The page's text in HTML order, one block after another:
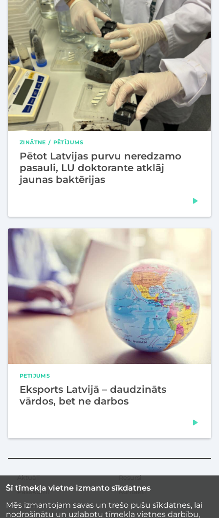
ZINĀTNE PĒTĪJUMS
Pētot Latvijas purvu neredzamo
pasauli, LU doktorante atklāj
jaunas baktērijas
PĒTĪJUMS
Eksports Latvijā – daudzināts
vārdos, bet ne darbos
Šī tīmekļa vietne izmanto sīkdatnes
Mēs izmantojam savas un trešo pušu sīkdatnes, lai
nodrošinātu un uzlabotu tīmekļa vietnes darbību,
Sekundārā
izvēlne
Aktuāli
Pasākumi
Iedvesmas stāsti
Resursi
Kontakti